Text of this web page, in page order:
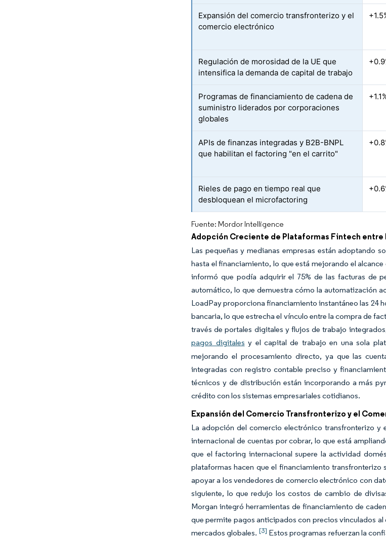
Expansión del comercio transfronterizo y el
comercio electrónico
Regulación de morosidad de la UE que
intensifica la demanda de capital de trabajo
Programas de financiamiento de cadena de
suministro liderados por corporaciones
globales
APIs de finanzas integradas y B2B-BNPL
que habilitan el factoring "en el carrito"
Rieles de pago en tiempo real que
desbloquean el microfactoring
Fuente: Mordor Intelligence
Adopción Creciente de Plataformas Fintech entre
Las pequeñas y medianas empresas están adoptando
hasta el financiamiento, lo que está mejorando el
informó que podía adquirir el 75% de las facturas de
automático, lo que demuestra cómo la automatización
LoadPay proporciona financiamiento instantáneo las 24
bancaria, lo que estrecha el vínculo entre la compra de
través de portales digitales y flujos de trabajo
pagos digitales y el capital de trabajo en una sola
mejorando el procesamiento directo, ya que las
integradas con registro contable preciso y
técnicos y de distribución están incorporando a más
crédito con los sistemas empresariales cotidianos.
Expansión del Comercio Transfronterizo y el
La adopción del comercio electrónico transfronterizo y
internacional de cuentas por cobrar, lo que está
que el factoring internacional supere la actividad
plataformas hacen que el financiamiento transfronterizo
apoyar a los vendedores de comercio electrónico con
siguiente, lo que redujo los costos de cambio de
Morgan integró herramientas de financiamiento de
que permite pagos anticipados con precios vinculados
mercados globales. [3] Estos programas refuerzan la